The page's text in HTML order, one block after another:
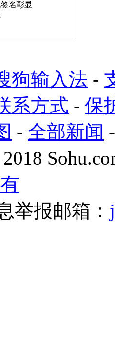
名彰显
狗输入法 -
系方式 - 保
- 全部新闻
2018
举报邮箱：